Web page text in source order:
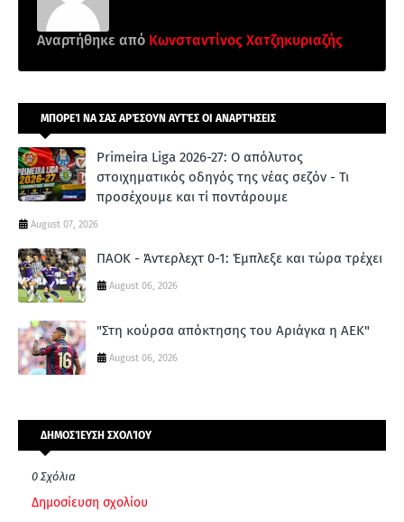
Αναρτήθηκε από Κωνσταντίνος Χατζηκυριαζής
ΜΠΟΡΕΊ ΝΑ ΣΑΣ ΑΡΈΣΟΥΝ ΑΥΤΈΣ ΟΙ ΑΝΑΡΤΉΣΕΙΣ
Primeira Liga 2026-27: Ο απόλυτος
στοιχηματικός οδηγός της νέας σεζόν - Τι
προσέχουμε και τί ποντάρουμε
August 07, 2026
ΠΑΟΚ - Άντερλεχτ 0-1: Έμπλεξε και τώρα τρέχει
August 06, 2026
"Στη κούρσα απόκτησης του Αριάγκα η ΑΕΚ"
August 06, 2026
ΔΗΜΟΣΊΕΥΣΗ ΣΧΟΛΊΟΥ
0 Σχόλια
Δημοσίευση σχολίου